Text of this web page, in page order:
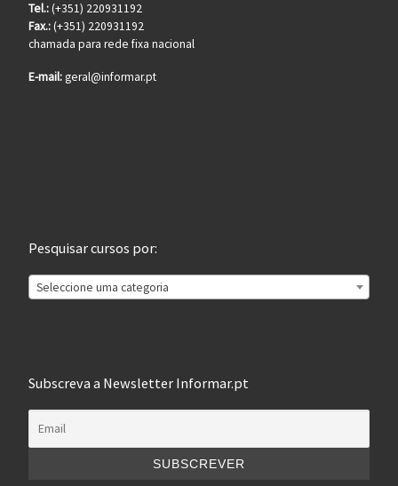
Tel.:(+351) 220931192
Fax.:(+351) 220931192
chamada para rede fixa nacional
E-mail:geral@informar.pt
Pesquisar cursos por:
Seleccione uma categoria
Subscreva a Newsletter Informar.pt